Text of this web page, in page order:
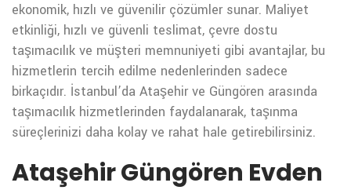
ekonomik, hızlı ve güvenilir çözümler sunar. Maliyet
etkinliği, hızlı ve güvenli teslimat, çevre dostu
taşımacılık ve müşteri memnuniyeti gibi avantajlar, bu
hizmetlerin tercih edilme nedenlerinden sadece
birkaçıdır. İstanbul’da Ataşehir ve Güngören arasında
taşımacılık hizmetlerinden faydalanarak, taşınma
süreçlerinizi daha kolay ve rahat hale getirebilirsiniz.
Ataşehir Güngören Evden